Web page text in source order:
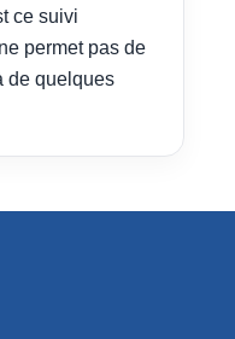
ce suivi
permet pas de
de quelques